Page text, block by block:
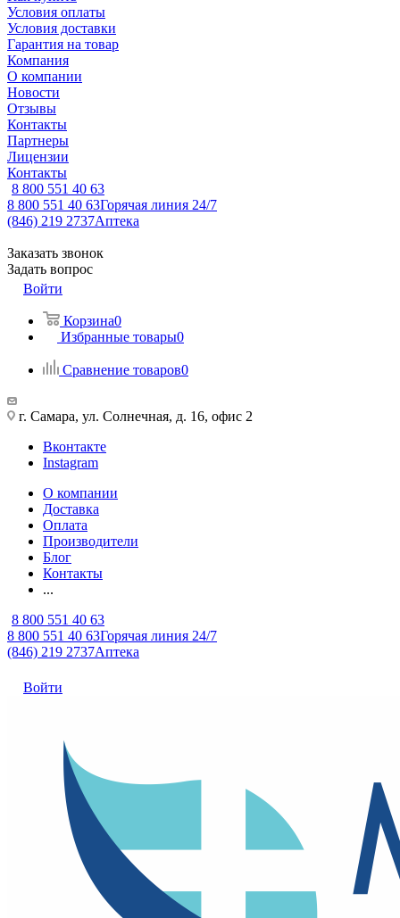
Условия оплаты
Условия доставки
Гарантия на товар
Компания
О компании
Новости
Отзывы
Контакты
Партнеры
Лицензии
Контакты
8 800 551 40 63
8 800 551 40 63Горячая линия 24/7
(846) 219 2737Аптека
Заказать звонок
Задать вопрос
Войти
Корзина0
Избранные товары0
Сравнение товаров0
г. Самара, ул. Солнечная, д. 16, офис 2
Вконтакте
Instagram
О компании
Доставка
Оплата
Производители
Блог
Контакты
...
8 800 551 40 63
8 800 551 40 63Горячая линия 24/7
(846) 219 2737Аптека
Войти